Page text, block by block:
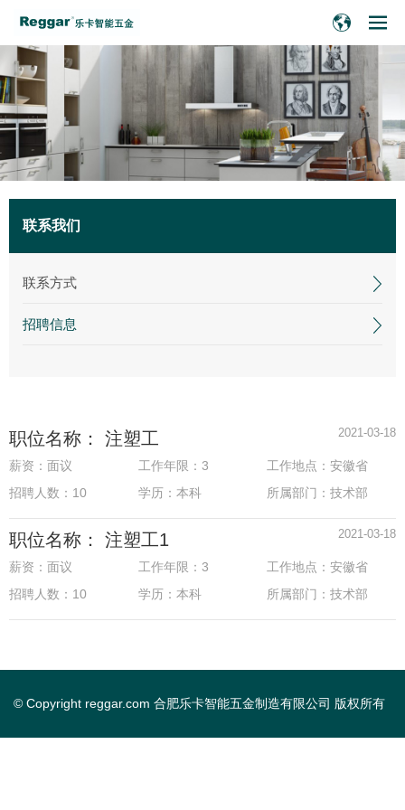
联系我们
联系方式
招聘信息
2021-03-18
职位名称： 注塑工
薪资：面议 工作年限：3
工作地点：安徽省
招聘人数：10
学历：本科 所属部门：技术部
2021-03-18
职位名称： 注塑工1
薪资：面议 工作年限：3
工作地点：安徽省
招聘人数：10
学历：本科 所属部门：技术部
© Copyright reggar.com 合肥乐卡智能五金制造有限公司 版权所有